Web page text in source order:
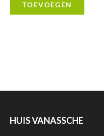
TOEVOEGEN
HUIS VANASSCHE